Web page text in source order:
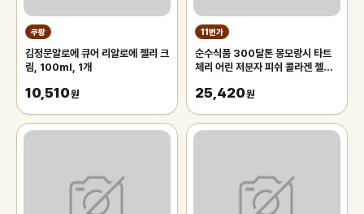
쿠팡
김정문알로에 큐어 리알로에 젤리 크
림, 100ml, 1개
10,510원
11번가
순수식품 300달톤 몽모랑시 타트
체리 어린 저분자 피쉬 콜라겐 젤리
치온
25,420원